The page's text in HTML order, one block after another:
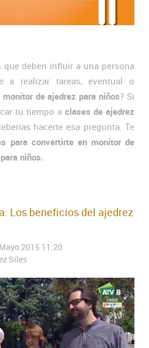
que deben influir a una persona
a realizar tareas, eventual o
monitor de ajedrez para niños? Si
tu tiempo a clases de ajedrez
hacerte esa pregunta. Te
para convertirte en monitor de
niños.
Los beneficios del ajedrez
2015 11:20
Siles